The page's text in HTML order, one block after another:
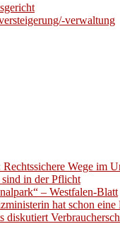
verwaltung
Wege im
sind in der Pflicht
– Westfalen-Blatt
hat schon
diskutiert